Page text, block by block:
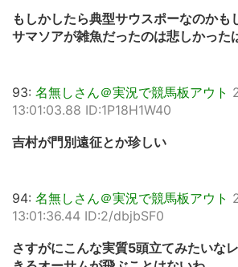
もしかしたら典型サウスポーなのかも
サマソアが雑魚だったのは悲しかった
93: 名無しさん＠実況で競馬板アウト
13:01:03.88 ID:1P18H1W40
吉村が門別遠征とか珍しい
94: 名無しさん＠実況で競馬板アウト
13:01:36.44 ID:2/dbjbSF0
さすがにこんな実質5頭立てみたいな